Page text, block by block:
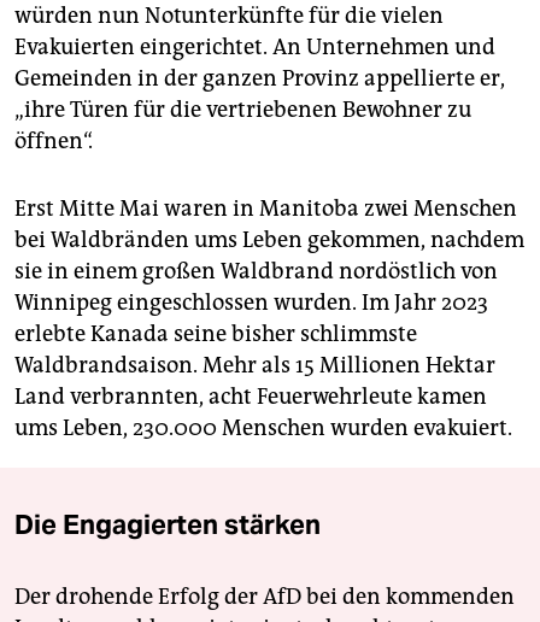
würden nun Notunterkünfte für die vielen
Evakuierten eingerichtet. An Unternehmen und
Gemeinden in der ganzen Provinz appellierte er,
„ihre Türen für die vertriebenen Bewohner zu
öffnen“.
Erst Mitte Mai waren in Manitoba zwei Menschen
bei Waldbränden ums Leben gekommen, nachdem
sie in einem großen Waldbrand nordöstlich von
Winnipeg eingeschlossen wurden. Im Jahr 2023
erlebte Kanada seine bisher schlimmste
Waldbrandsaison. Mehr als 15 Millionen Hektar
Land verbrannten, acht Feuerwehrleute kamen
ums Leben, 230.000 Menschen wurden evakuiert.
Die Engagierten stärken
Der drohende Erfolg der AfD bei den kommenden